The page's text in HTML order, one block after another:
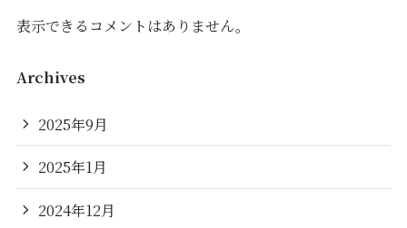
表示できるコメントはありません。
Archives
2025年9月
2025年1月
2024年12月